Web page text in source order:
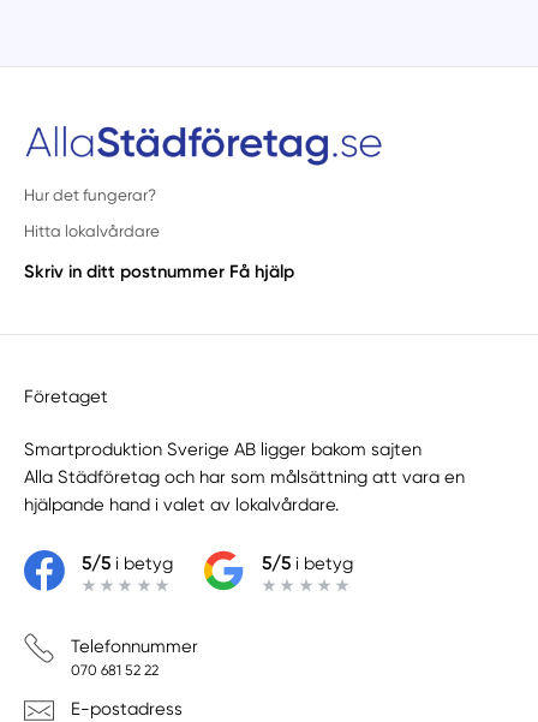
Hur det fungerar?
Hitta lokalvårdare
Skriv in ditt postnummer Få hjälp
Företaget
Smartproduktion Sverige AB ligger bakom sajten
Alla Städföretag och har som målsättning att vara en
hjälpande hand i valet av lokalvårdare.
5/5i betyg 5/5i betyg
Telefonnummer
070 681 52 22
E-postadress